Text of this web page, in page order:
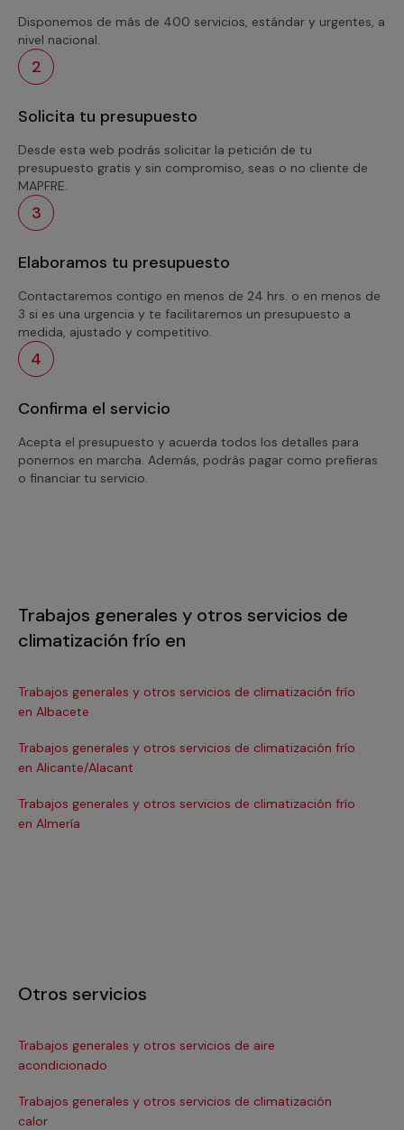
Disponemos de más de 400 servicios, estándar y urgentes, a
nivel nacional.
2
Solicita tu presupuesto
Desde esta web podrás solicitar la petición de tu
presupuesto gratis y sin compromiso, seas o no cliente de
MAPFRE.
3
Elaboramos tu presupuesto
Contactaremos contigo en menos de 24 hrs. o en menos de
3 si es una urgencia y te facilitaremos un presupuesto a
medida, ajustado y competitivo.
4
Confirma el servicio
Acepta el presupuesto y acuerda todos los detalles para
ponernos en marcha. Además, podrás pagar como prefieras
o financiar tu servicio.
Trabajos generales y otros servicios de
climatización frío en
Trabajos generales y otros servicios de climatización frío
en Albacete
Trabajos generales y otros servicios de climatización frío
en Alicante/Alacant
Trabajos generales y otros servicios de climatización frío
en Almería
Otros servicios
Trabajos generales y otros servicios de aire
acondicionado
Trabajos generales y otros servicios de climatización
calor